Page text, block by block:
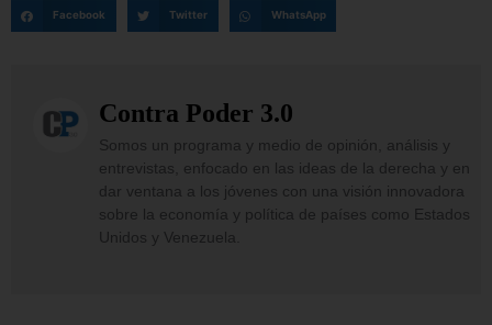
Facebook Twitter WhatsApp
Contra Poder 3.0
Somos un programa y medio de opinión, análisis y
entrevistas, enfocado en las ideas de la derecha y en
dar ventana a los jóvenes con una visión innovadora
sobre la economía y política de países como Estados
Unidos y Venezuela.